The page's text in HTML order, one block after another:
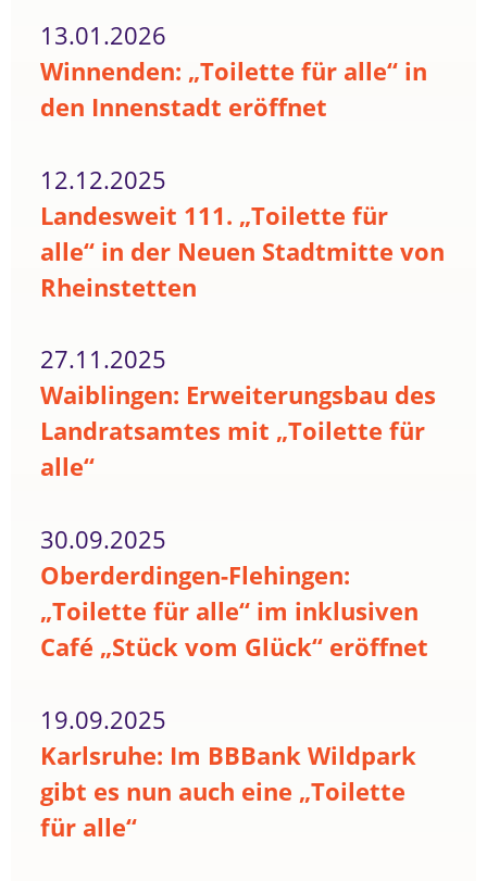
13.01.2026
Winnenden: „Toilette für alle“ in
den Innenstadt eröffnet
12.12.2025
Landesweit 111. „Toilette für
alle“ in der Neuen Stadtmitte von
Rheinstetten
27.11.2025
Waiblingen: Erweiterungsbau des
Landratsamtes mit „Toilette für
alle“
30.09.2025
Oberderdingen-Flehingen:
„Toilette für alle“ im inklusiven
Café „Stück vom Glück“ eröffnet
19.09.2025
Karlsruhe: Im BBBank Wildpark
gibt es nun auch eine „Toilette
für alle“